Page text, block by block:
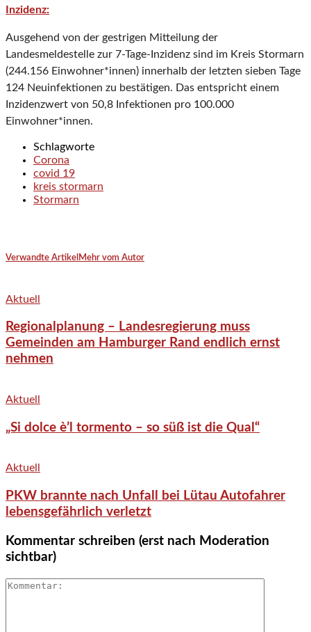
Inzidenz:
Ausgehend von der gestrigen Mitteilung der
Landesmeldestelle zur 7-Tage-Inzidenz sind im Kreis Stormarn
(244.156 Einwohner*innen) innerhalb der letzten sieben Tage
124 Neuinfektionen zu bestätigen. Das entspricht einem
Inzidenzwert von 50,8 Infektionen pro 100.000
Einwohner*innen.
Schlagworte
Corona
covid 19
kreis stormarn
Stormarn
Verwandte Artikel Mehr vom Autor
Aktuell
Regionalplanung – Landesregierung muss
Gemeinden am Hamburger Rand endlich ernst
nehmen
Aktuell
„Si dolce è’l tormento – so süß ist die Qual“
Aktuell
PKW brannte nach Unfall bei Lütau Autofahrer
lebensgefährlich verletzt
Kommentar schreiben (erst nach Moderation
sichtbar)